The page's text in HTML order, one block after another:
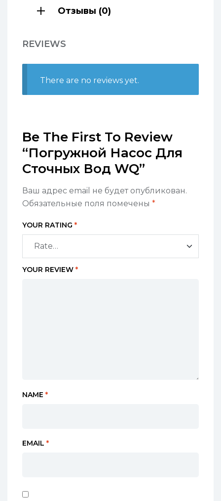
Отзывы (0)
REVIEWS
There are no reviews yet.
Be The First To Review
“Погружной Насос Для
Сточных Вод WQ”
Ваш адрес email не будет опубликован.
Обязательные поля помечены *
YOUR RATING *
YOUR REVIEW *
NAME *
EMAIL *